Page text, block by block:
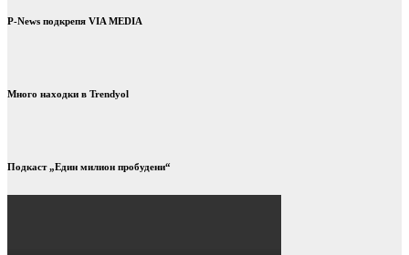
P-News подкрепя VIA MEDIA
Много находки в Trendyol
Подкаст „Един милион пробудени“